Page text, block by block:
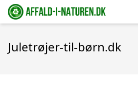
Juletrøjer-til-børn.dk